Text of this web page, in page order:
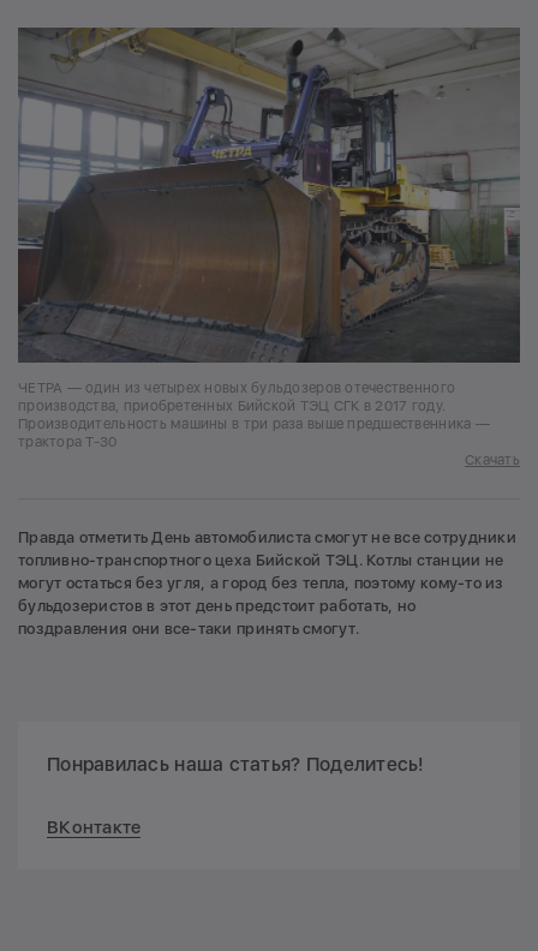
ЧЕТРА — один из четырех новых бульдозеров отечественного
производства, приобретенных Бийской ТЭЦ СГК в 2017 году.
Производительность машины в три раза выше предшественника —
трактора Т-30
Скачать
Правда отметить День автомобилиста смогут не все сотрудники
топливно-транспортного цеха Бийской ТЭЦ. Котлы станции не
могут остаться без угля, а город без тепла, поэтому кому-то из
бульдозеристов в этот день предстоит работать, но
поздравления они все-таки принять смогут.
Понравилась наша статья? Поделитесь!
ВКонтакте